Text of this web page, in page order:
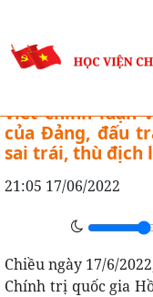
CUỘC THI
Họp Ban Tổ
viết chính luận
của Đảng, đấu
sai trái, thù địch
21:05 17/06/2022
Chiều ngày 17/6/
Chính trị quốc gia